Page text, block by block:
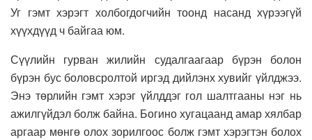
Уг гэмт хэрэгт холбогдогчийн тоонд насанд хүрээгүй
хүүхдүүд ч байгаа юм.
Сүүлийн гурван жилийн судалгаагаар бүрэн болон
бүрэн бус боловсролтой иргэд дийлэнх хувийг үйлджээ.
Энэ төрлийн гэмт хэрэг үйлддэг гол шалтгааны нэг нь
ажилгүйдэл болж байна. Богино хугацаанд амар хялбар
аргаар мөнгө олох зорилгоос болж гэмт хэрэгтэн болох